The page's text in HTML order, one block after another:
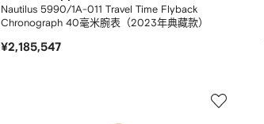
Nautilus 5990/1A-011 Travel Time Flyback
Chronograph 40毫米腕表（2023年典藏款）
¥2,185,547